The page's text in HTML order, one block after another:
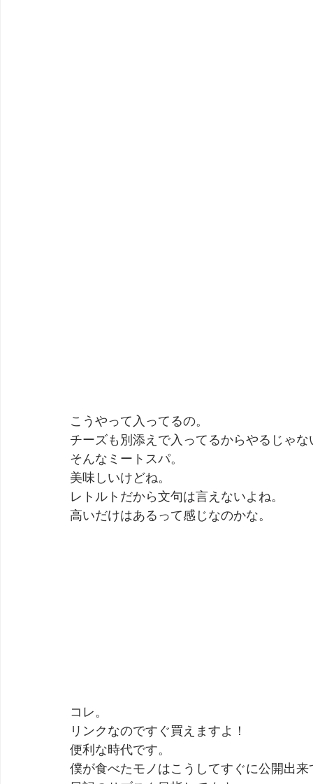
こうやって入ってるの。
チーズも別添えで入ってるからやるじゃな
そんなミートスパ。
美味しいけどね。
レトルトだから文句は言えないよね。
高いだけはあるって感じなのかな。
コレ。
リンクなのですぐ買えますよ！
便利な時代です。
僕が食べたモノはこうしてすぐに公開出